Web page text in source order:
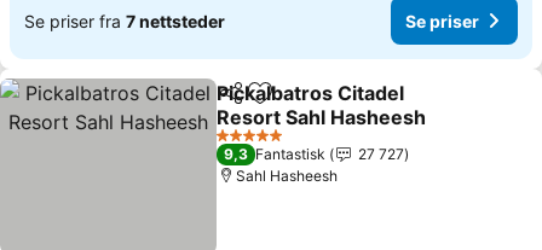
Se priser fra 7 nettsteder Se priser
Del Legg til i favoritter
Pickalbatros Citadel
Resort Sahl Hasheesh
Se priser
5 Stjerner
9,3 Fantastisk
27 727
Sahl Hasheesh